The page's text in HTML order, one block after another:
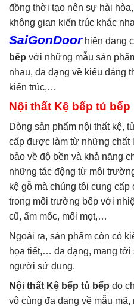
đồng thời tạo nên sự hài
không gian kiến trúc khác
SaiGonDoorhiện đang
bếp với những mẫu sản
nhau, đa dạng về kiểu dáng
kiến trúc,…
Nội thất Kệ bếp tủ bếp
Dòng sản phẩm nội thất kệ,
cấp được làm từ những chất
bảo về độ bền và khả năng
những tác động từ môi
kệ gỗ mà chúng tôi cung
trong môi trường bếp với
cũ, ẩm mốc, mối mọt,…
Ngoài ra, sản phẩm còn có
họa tiết,… đa dạng, mang
người sử dụng.
Nội thất Kệ bếp tủ bếp do
vô cùng đa dạng về mẫu